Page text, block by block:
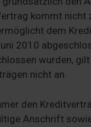
kommt nicht
dem
2010
wurden,
nicht an.
den
Anschrift